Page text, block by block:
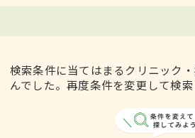
検索条件に当てはまるクリニック
んでした。再度条件を変更して検索